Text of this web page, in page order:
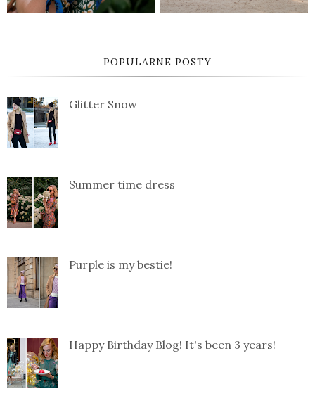
POPULARNE POSTY
Glitter Snow
Summer time dress
Purple is my bestie!
Happy Birthday Blog! It's been 3 years!